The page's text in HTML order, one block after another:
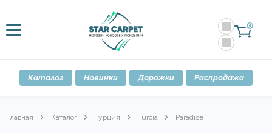
0
Каталог Новинки Дорожки Распродажа
Главная Каталог Турция Turcia Paradise